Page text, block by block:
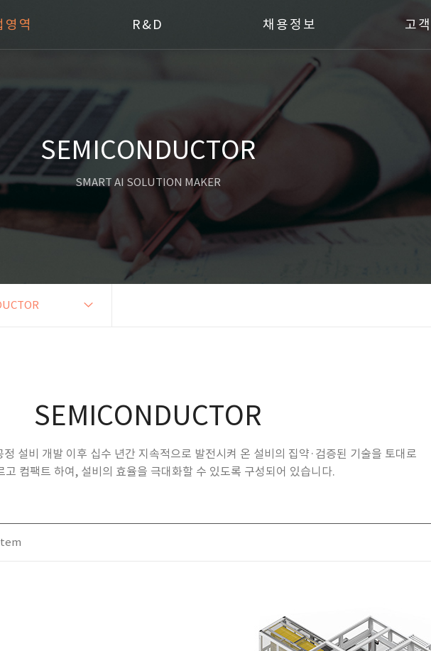
영역 R&D 채용정보 고
SEMICONDUCTOR
SMART AI SOLUTION MAKER
SEMICONDUCTOR
설비 개발 이후 십수 년간 지속적으로 발전시켜 온 설비의 집약·검증된 기술을 토대로
고 컴팩트 하여, 설비의 효율을 극대화할 수 있도록 구성되어 있습니다.